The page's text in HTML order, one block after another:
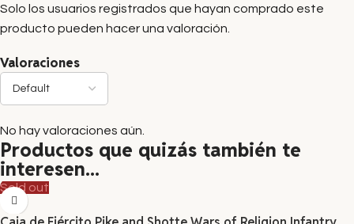
Valoraciones
No hay valoraciones aún.
Solo los usuarios registrados que hayan comprado este
producto pueden hacer una valoración.
Productos que quizás también te
interesen...
Sold out